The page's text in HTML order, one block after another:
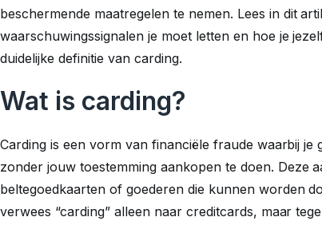
beschermende maatregelen te nemen. Lees in dit
waarschuwingssignalen je moet letten en hoe je
duidelijke definitie van carding.
Wat is carding?
Carding is een vorm van financiële fraude waarbij
zonder jouw toestemming aankopen te doen. Deze
beltegoedkaarten of goederen die kunnen worden
verwees “carding” alleen naar creditcards, maar